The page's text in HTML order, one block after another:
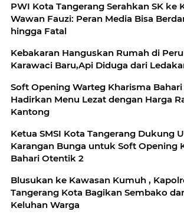
PWI Kota Tangerang Serahkan SK ke
Wawan Fauzi: Peran Media Bisa
hingga Fatal
Kebakaran Hanguskan Rumah di
Karawaci
Soft Opening Warteg Kharisma Bahari Otentik 2,
Hadirkan Menu Lezat dengan Harga
Kantong
Ketua SMSI Kota Tangerang Dukung
Karangan Bunga untuk Soft Opening
Bahari Otentik 2
Blusukan ke Kawasan Kumuh ,
Tangerang Kota Bagikan Sembako
Keluhan Warga